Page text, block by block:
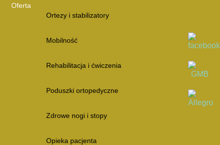
Oferta
Ortezy i stabilizatory
Mobilność
Rehabilitacja i ćwiczenia
Poduszki ortopedyczne
Zdrowe nogi i stopy
Opieka pacjenta